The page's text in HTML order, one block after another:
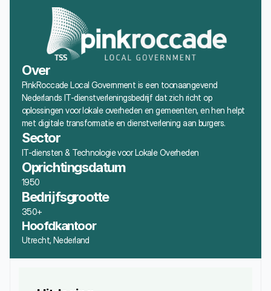
Over
PinkRoccade Local Government is een toonaangevend
Nederlands IT-dienstverleningsbedrijf dat zich richt op
oplossingen voor lokale overheden en gemeenten, en hen helpt
met digitale transformatie en dienstverlening aan burgers.
Sector
IT-diensten & Technologie voor Lokale Overheden
Oprichtingsdatum
1950
Bedrijfsgrootte
350+
Hoofdkantoor
Utrecht, Nederland